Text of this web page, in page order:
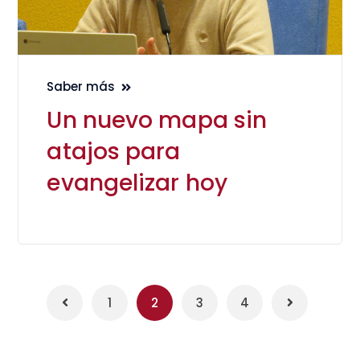
Saber más
Un nuevo mapa sin
atajos para
evangelizar hoy
1 2 3 4